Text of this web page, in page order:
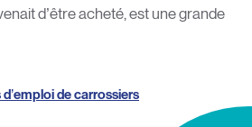
d’être acheté, est une grande
de carrossiers